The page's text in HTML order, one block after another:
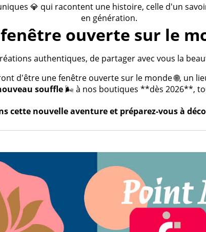
💎 qui racontent une histoire, celle d'un
en génération.
ouverte sur le
authentiques, de partager avec vous la
d'être une fenêtre ouverte sur le monde 🌐, un
souffle🌬️ à nos boutiques **dès 2026**,
cette nouvelle aventure et préparez-vous à